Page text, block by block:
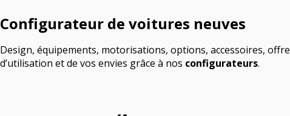
Configurateur de voitures neuves
Design, équipements, motorisations, options, accessoires,
d’utilisation et de vos envies grâce à nos configurateurs.